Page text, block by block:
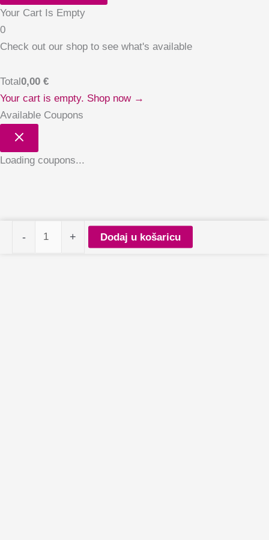
Your Cart Is Empty
0
Check out our shop to see what's available
Total0,00 €
Your cart is empty. Shop now →
Available Coupons
Loading coupons...
- + Dodaj u košaricu